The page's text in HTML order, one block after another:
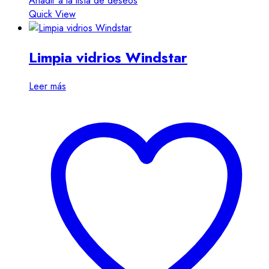
Quick View
Limpia vidrios Windstar
Leer más